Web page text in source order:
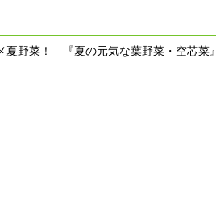
夏野菜！ 『夏の元気な葉野菜・空芯菜』